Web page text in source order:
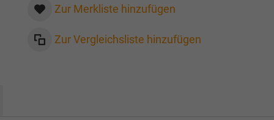
Zur Merkliste hinzufügen
Zur Vergleichsliste hinzufügen